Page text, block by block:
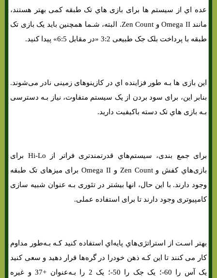
عده اي از سیستم ها برای بازی هاي‌ تک طبقه کمی بهتر هستند،
مانند Omega II و Zen Count. البته، شـما همچنین باید یک بازی تک
طبقه با پرداخت بلک جک طبیعی 3:2 «در مقابل 6:5» پیدا کنید.
این بازی ها بـه طور فزاینده اي در کازینوهای زمینی نادر می‌شوند.
بنابر این، برای سود بردن از یک سیستم متفاوت، نیاز بـه دسترسی
بـه بازی هاي‌ تک دسته باکیفیت دارید.
برای جمع‌ بندی، سیستم‌هاي‌ قدرتمندتری فراتر از Hi-Lo برای
بازی‌هاي‌ کفش و Zen Count و Omega II برای میزهای تک طبقه
وجود دارند. با این حال، انها بیشتر در تئوری بـه عنوان شبیه سازی
کامپیوتری وجود دارند تا برای استفاده عملی.
بهتر اسـت از استراتژی‌هاي‌ پایه‌اي استفاده کنید کـه بـه‌طور مداوم
کار می کنند تا این کـه ذهن خودرا در گره‌ها قرار دهید و سعی کنید
یک آس را 60-؛ یک جک را 50-؛ یک 2 را بـه‌عنوان +37 و غیره